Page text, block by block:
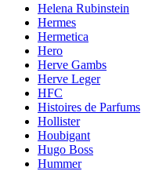
Helena Rubinstein
Hermes
Hermetica
Hero
Herve Gambs
Herve Leger
HFC
Histoires de Parfums
Hollister
Houbigant
Hugo Boss
Hummer